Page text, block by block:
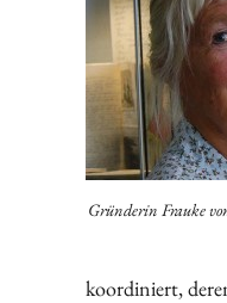
Gründerin Frauke
koordiniert,